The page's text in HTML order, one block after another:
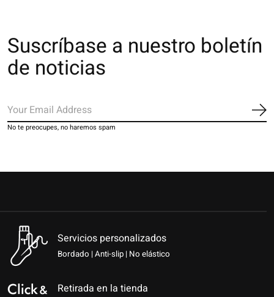
Suscríbase a nuestro boletín
de noticias
No te preocupes, no haremos spam
Servicios personalizados
Bordado | Anti-slip | No elástico
Retirada en la tienda